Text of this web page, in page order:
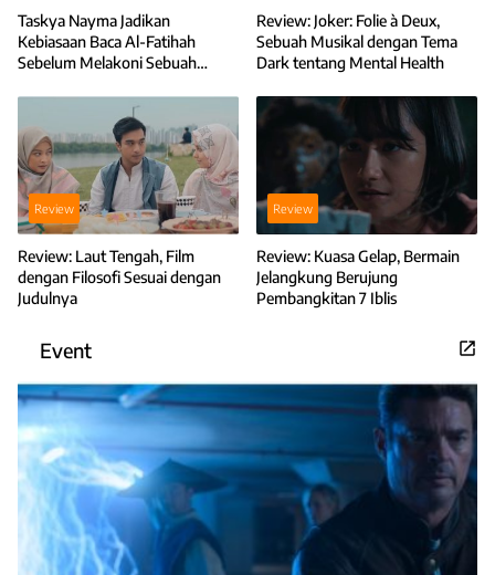
Taskya Nayma Jadikan
Kebiasaan Baca Al-Fatihah
Sebelum Melakoni Sebuah
Review: Joker: Folie à Deux,
Sebuah Musikal dengan Tema
Dark tentang Mental Health
Review
Review: Laut Tengah, Film
dengan Filosofi Sesuai dengan
Judulnya
Review
Review: Kuasa Gelap, Bermain
Jelangkung Berujung
Pembangkitan 7 Iblis
Event